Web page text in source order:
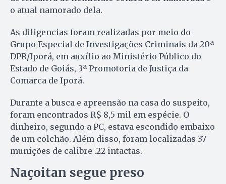
o atual namorado dela.
As diligencias foram realizadas por meio do
Grupo Especial de Investigações Criminais da 20ª
DPR/Iporá, em auxílio ao Ministério Público do
Estado de Goiás, 3ª Promotoria de Justiça da
Comarca de Iporá.
Durante a busca e apreensão na casa do suspeito,
foram encontrados R$ 8,5 mil em espécie. O
dinheiro, segundo a PC, estava escondido embaixo
de um colchão. Além disso, foram localizadas 37
munições de calibre .22 intactas.
Naçoitan segue preso